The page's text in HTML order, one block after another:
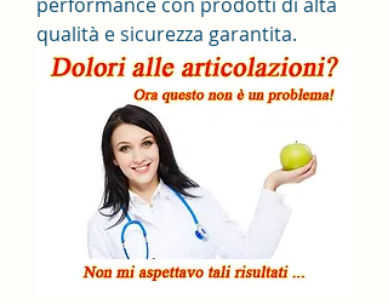
qualità e sicurezza garantita.